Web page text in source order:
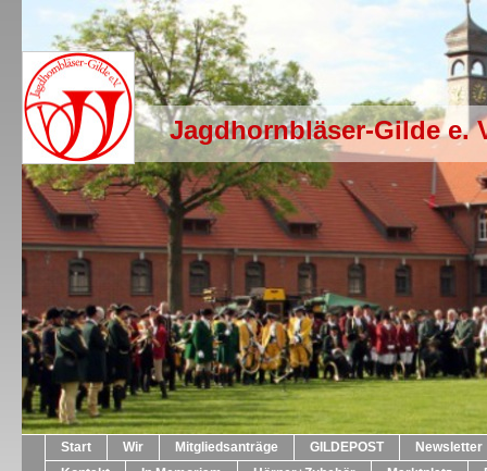
Jagdhornbläser-Gilde e.
Start Wir Mitgliedsanträge GILDEPOST
Newsletter